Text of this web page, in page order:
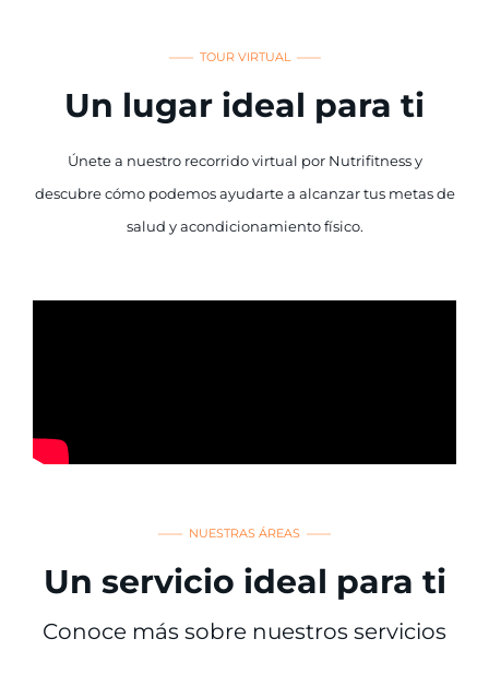
—— TOUR VIRTUAL ——
Un lugar ideal para ti
Únete a nuestro recorrido virtual por Nutrifitness y
descubre cómo podemos ayudarte a alcanzar tus metas de
salud y acondicionamiento físico.
—— NUESTRAS ÁREAS ——
Un servicio ideal para ti
Conoce más sobre nuestros servicios